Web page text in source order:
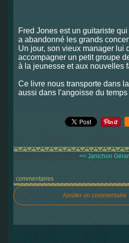
Fred Jones est un guitariste
a abandonné les grands
Un jour, son vieux manager lui
accompagner un petit groupe
à la jeunesse et aux nouvelles
Ce livre nous transporte dans
aussi dans l'angoisse du
<< Janichon
commentaires
Ajouter un commentaire